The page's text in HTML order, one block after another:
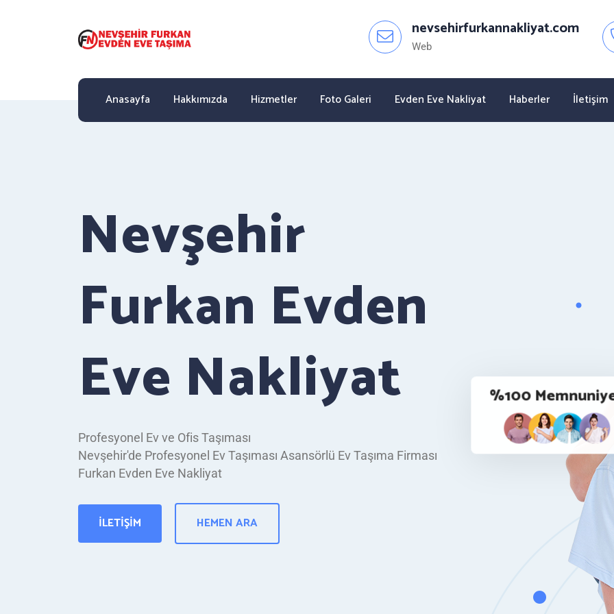
nevsehirfurkannakliyat.com
Web
Anasayfa Hakkımızda Hizmetler Foto Galeri Evden Eve Nakliyat Haberler İletişim
Nevşehir
Furkan Evden
Eve Nakliyat
Profesyonel Ev ve Ofis Taşıması
Nevşehir'de Profesyonel Ev Taşıması Asansörlü Ev Taşıma Firması
Furkan Evden Eve Nakliyat
İLETIŞIM HEMEN ARA
%100